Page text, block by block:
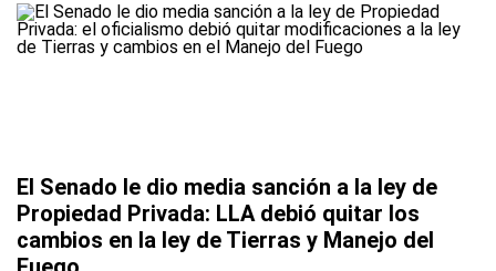
El Senado le dio media sanción a la ley de
Propiedad Privada: LLA debió quitar los
cambios en la ley de Tierras y Manejo del